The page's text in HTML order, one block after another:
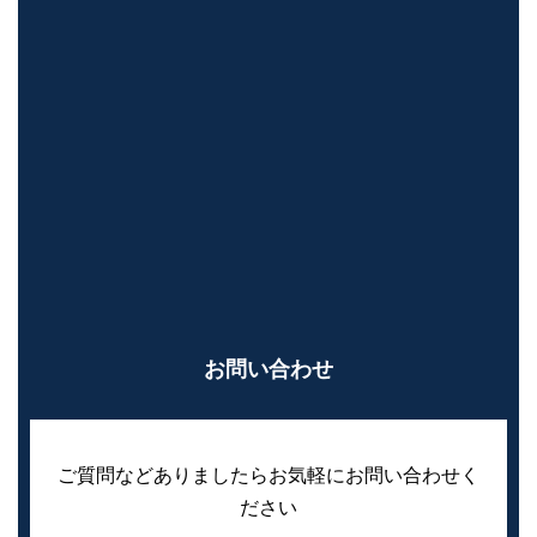
お問い合わせ
ご質問などありましたらお気軽にお問い合わせく
ださい